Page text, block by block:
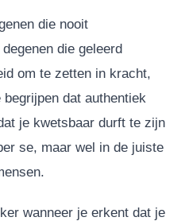
die nooit
die geleerd
om te zetten in kracht,
dat authentiek
je kwetsbaar durft te zijn
se, maar wel in de juiste
wanneer je erkent dat je